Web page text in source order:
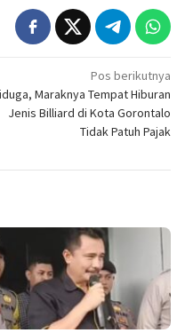
Pos berikutnya
Maraknya Tempat Hiburan
Jenis Billiard di Kota Gorontalo
Tidak Patuh Pajak